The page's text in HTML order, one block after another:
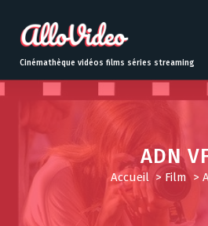
t
o
Cinémathèque vidéos films séries streaming
ADN
Accueil> Film>